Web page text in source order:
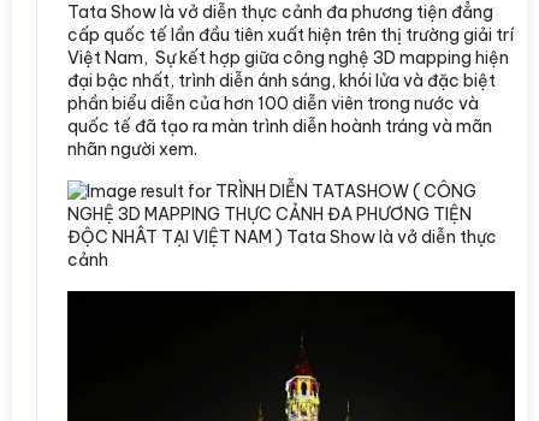
Tata Show là vở diễn thực cảnh đa phương tiện đẳng
cấp quốc tế lần đầu tiên xuất hiện trên thị trường giải trí
Việt Nam, Sự kết hợp giữa công nghệ 3D mapping hiện
đại bậc nhất, trình diễn ánh sáng, khói lửa và đặc biệt
phần biểu diễn của hơn 100 diễn viên trong nước và
quốc tế đã tạo ra màn trình diễn hoành tráng và mãn
nhãn người xem.